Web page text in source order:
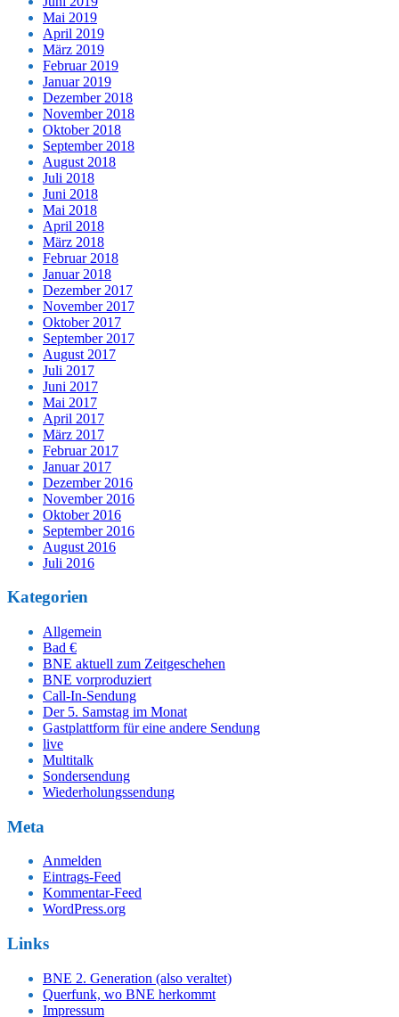
Mai 2019
April 2019
März 2019
Februar 2019
Januar 2019
Dezember 2018
November 2018
Oktober 2018
September 2018
August 2018
Juli 2018
Juni 2018
Mai 2018
April 2018
März 2018
Februar 2018
Januar 2018
Dezember 2017
November 2017
Oktober 2017
September 2017
August 2017
Juli 2017
Juni 2017
Mai 2017
April 2017
März 2017
Februar 2017
Januar 2017
Dezember 2016
November 2016
Oktober 2016
September 2016
August 2016
Juli 2016
Kategorien
Allgemein
Bad €
BNE aktuell zum Zeitgeschehen
BNE vorproduziert
Call-In-Sendung
Der 5. Samstag im Monat
Gastplattform für eine andere Sendung
live
Multitalk
Sondersendung
Wiederholungssendung
Meta
Anmelden
Eintrags-Feed
Kommentar-Feed
WordPress.org
Links
BNE 2. Generation (also veraltet)
Querfunk, wo BNE herkommt
Impressum